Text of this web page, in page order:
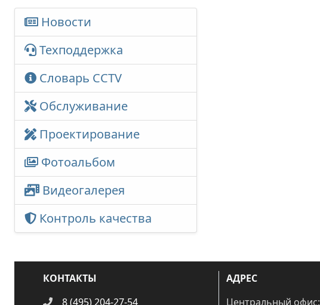
Новости
Техподдержка
Словарь CCTV
Обслуживание
Проектирование
Фотоальбом
Видеогалерея
Контроль качества
КОНТАКТЫ
8 (495) 204-27-54
АДРЕС
Центральный офис: